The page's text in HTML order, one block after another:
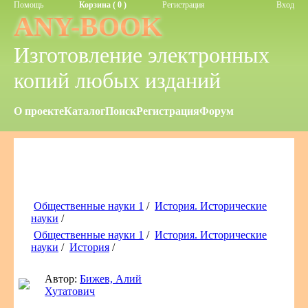
Помощь Корзина ( 0 ) Регистрация Вход
ANY-BOOK
Изготовление электронных
копий любых изданий
О проектеКаталогПоискРегистрацияФорум
Общественные науки 1 / История. Исторические
науки /
Общественные науки 1 / История. Исторические
науки / История /
Автор:Бижев, Алий
Хутатович